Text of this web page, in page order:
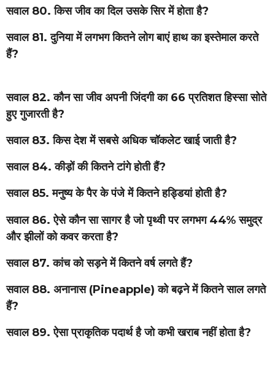
सवाल 80. किस जीव का दिल उसके सिर में होता है?
सवाल 81. दुनिया में लगभग कितने लोग बाएं हाथ का इस्तेमाल करते
हैं?
सवाल 82. कौन सा जीव अपनी जिंदगी का 66 प्रतिशत हिस्सा सोते
हुए गुजारती है?
सवाल 83. किस देश में सबसे अधिक चॉकलेट खाई जाती है?
सवाल 84. कीड़ों की कितने टांगे होती हैं?
सवाल 85. मनुष्य के पैर के पंजे में कितने हड्डियां होती है?
सवाल 86. ऐसे कौन सा सागर है जो पृथ्वी पर लगभग 44% समुद्र
और झीलों को कवर करता है?
सवाल 87. कांच को सड़ने में कितने वर्ष लगते हैं?
सवाल 88. अनानास (Pineapple) को बढ़ने में कितने साल लगते
हैं?
सवाल 89. ऐसा प्राकृतिक पदार्थ है जो कभी खराब नहीं होता है?